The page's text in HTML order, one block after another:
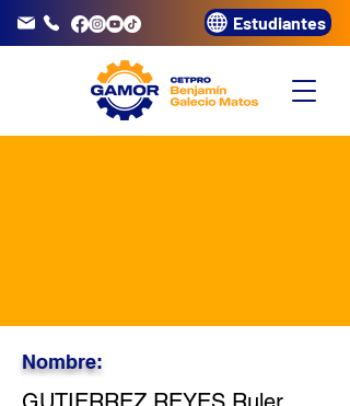
3320072 Estudiantes
Nombre: